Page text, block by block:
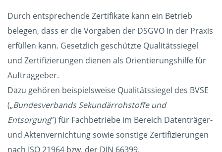
Durch entsprechende Zertifikate kann ein Betrieb
belegen, dass er die Vorgaben der DSGVO in der Praxis
erfüllen kann. Gesetzlich geschützte Qualitätssiegel
und Zertifizierungen dienen als Orientierungshilfe für
Auftraggeber.
Dazu gehören beispielsweise Qualitätssiegel des BVSE
(„Bundesverbands Sekundärrohstoffe und
Entsorgung”) für Fachbetriebe im Bereich Datenträger-
und Aktenvernichtung sowie sonstige Zertifizierungen
nach ISO 21964 bzw. der DIN 66399.